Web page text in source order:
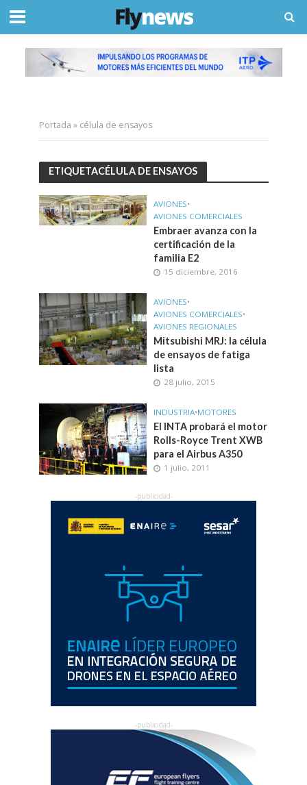
Portada » célula de ensayos
ETIQUETACÉLULA DE ENSAYOS
AVIONES•
AVIONES COMERCIALES
Embraer avanza con la
certificación de la
familia E2
15 diciembre, 2016
AVIONES•
AVIONES COMERCIALES•
AVIONES REGIONALES
Mitsubishi MRJ: la célula
de ensayos de fatiga
lista
28 julio, 2015
INDUSTRIA•MOTORES
El INTA probará el motor
Rolls-Royce Trent XWB
para el Airbus A350
1 julio, 2011